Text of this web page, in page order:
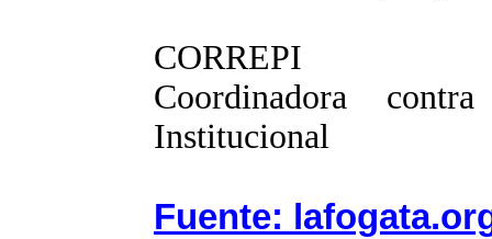
CORREPI
Coordinadora
Institucional
Fuente: